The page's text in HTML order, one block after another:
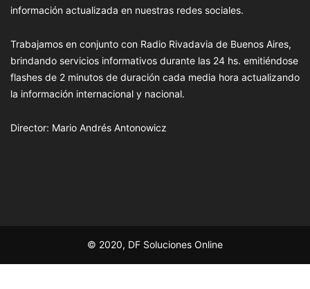
información actualizada en nuestras redes sociales.
Trabajamos en conjunto con Radio Rivadavia de Buenos Aires,
brindando servicios informativos durante las 24 hs. emitiéndose
flashes de 2 minutos de duración cada media hora actualizando
la información internacional y nacional.
Director: Mario Andrés Antonowicz
© 2020, DF Soluciones Online